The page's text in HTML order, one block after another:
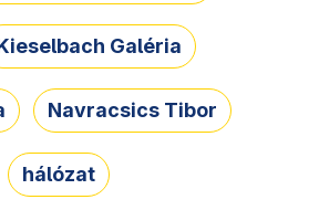
Galéria
Navracsics Tibor
hálózat